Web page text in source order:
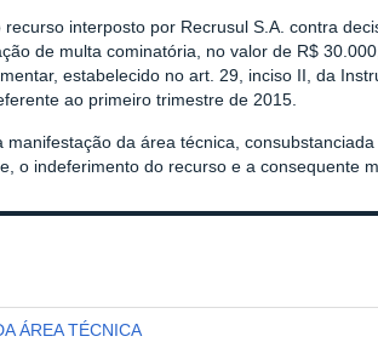
interposto por Recrusul S.A. contra
de multa cominatória, no valor de R$
estabelecido no art. 29, inciso II, da
ao primeiro trimestre de 2015.
da área técnica, consubstanciada
o indeferimento do recurso e a consequente
ÁREA TÉCNICA